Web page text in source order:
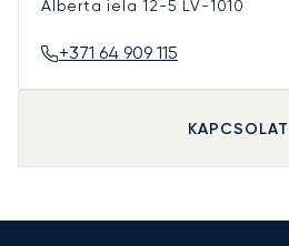
Alberta iela 12-5 LV-1010
+371 64 909 115
KAPCSOLAT